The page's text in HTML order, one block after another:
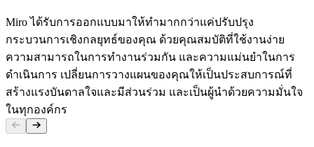
Miro ได้รับการออกแบบมาให้ทำมากกว่าแค่ปรับปรุง
กระบวนการเชิงกลยุทธ์ของคุณ ด้วยคุณสมบัติที่ใช้งานง่าย
ความสามารถในการทำงานร่วมกัน และความแม่นยำในการ
ดำเนินการ เปลี่ยนการวางแผนของคุณให้เป็นประสบการณ์ที่
สร้างแรงบันดาลใจและมีส่วนร่วม และเป็นผู้นำด้วยความมั่นใจ
ในทุกองค์กร